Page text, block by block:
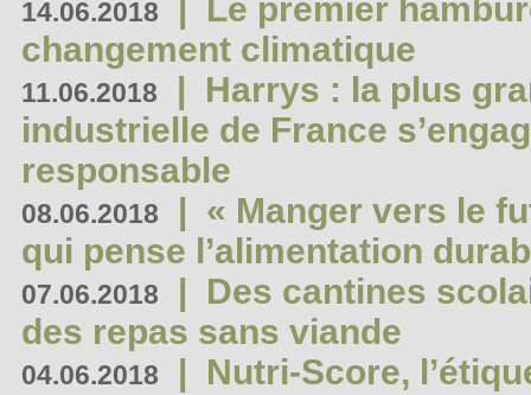
14.06.2018 | Le premier
changement climatique
11.06.2018 | Harrys : la plus
industrielle de France
responsable
08.06.2018 | « Manger vers le
qui pense l’alimentation
07.06.2018 | Des cantines
des repas sans viande
04.06.2018 | Nutri-Score,